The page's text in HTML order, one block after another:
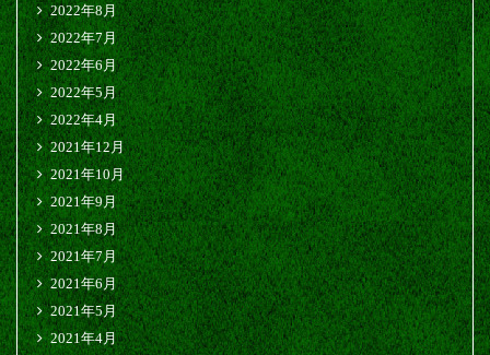
2022年8月
2022年7月
2022年6月
2022年5月
2022年4月
2021年12月
2021年10月
2021年9月
2021年8月
2021年7月
2021年6月
2021年5月
2021年4月